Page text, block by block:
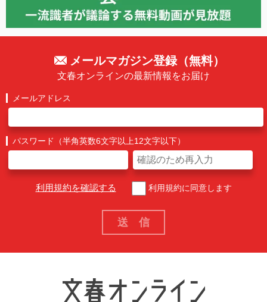
メールマガジン登録（無料）
文春オンラインの最新情報をお届け
メールアドレス
パスワード（半角英数6文字以上12文字以下）
利用規約を確認する 利用規約に同意します